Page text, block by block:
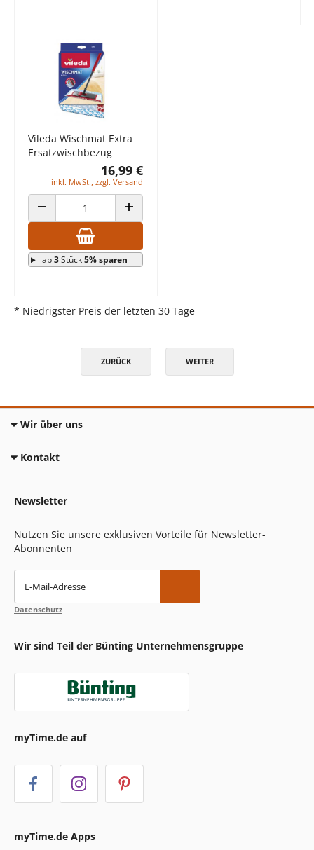
Vileda Wischmat Extra
Ersatzwischbezug
16,99 €
inkl. MwSt., zzgl. Versand
ANZAHL VERRINGERN ANZAHL ERHÖHEN
ab3Stück5% sparen
* Niedrigster Preis der letzten 30 Tage
ZURÜCK WEITER
Wir über uns
Kontakt
Newsletter
Nutzen Sie unsere exklusiven Vorteile für Newsletter-
Abonnenten
E-Mail-Adresse
Datenschutz
Wir sind Teil der Bünting Unternehmensgruppe
myTime.de auf
myTime.de Apps